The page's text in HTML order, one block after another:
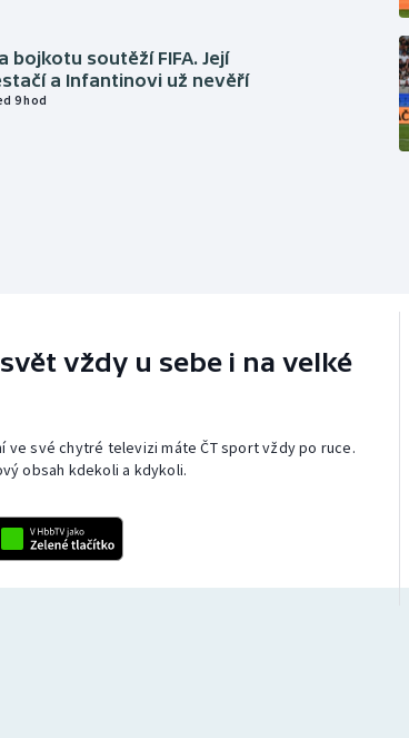
bojkotu soutěží FIFA. Její
a Infantinovi už nevěří
9 hod
vždy u sebe i na velké
ve své chytré televizi máte ČT sport vždy po ruce.
obsah kdekoli a kdykoli.